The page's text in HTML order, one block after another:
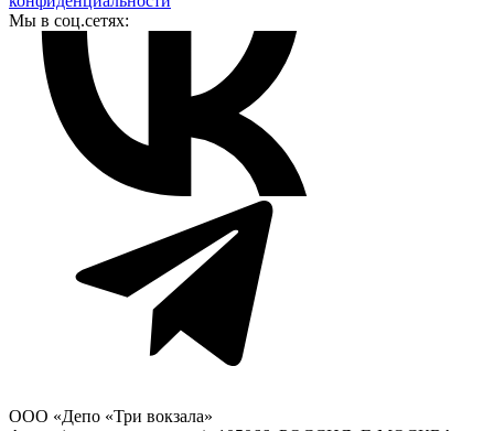
Мы в соц.сетях:
ООО «Депо «Три вокзала»